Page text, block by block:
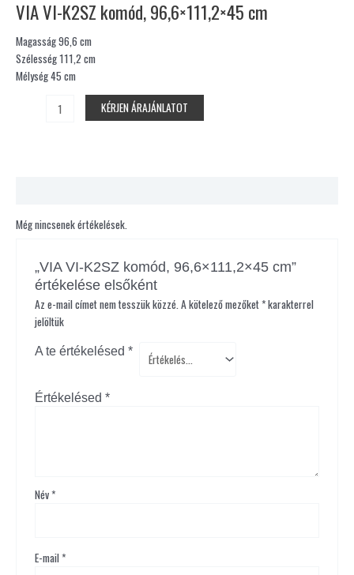
VIA VI-K2SZ komód, 96,6×111,2×45 cm
Magasság 96,6 cm
Szélesség 111,2 cm
Mélység 45 cm
KÉRJEN ÁRAJÁNLATOT
Még nincsenek értékelések.
„VIA VI-K2SZ komód, 96,6×111,2×45 cm”
értékelése elsőként
Az e-mail címet nem tesszük közzé. A kötelező mezőket*karakterrel
jelöltük
A te értékelésed *
Értékelésed *
Név*
E-mail*